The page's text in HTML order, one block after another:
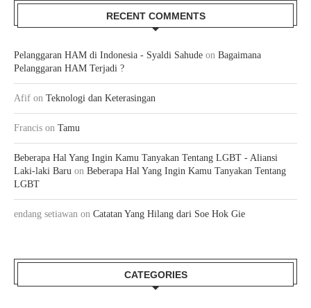
RECENT COMMENTS
Pelanggaran HAM di Indonesia - Syaldi Sahude on Bagaimana
Pelanggaran HAM Terjadi ?
Afif on Teknologi dan Keterasingan
Francis on Tamu
Beberapa Hal Yang Ingin Kamu Tanyakan Tentang LGBT - Aliansi
Laki-laki Baru on Beberapa Hal Yang Ingin Kamu Tanyakan Tentang
LGBT
endang setiawan on Catatan Yang Hilang dari Soe Hok Gie
CATEGORIES